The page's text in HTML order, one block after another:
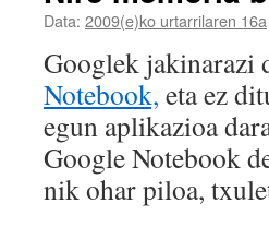
Data: 2009(e)ko urtarrilaren 16a
Googlek jakinarazi
Notebook, eta ez
egun aplikazioa
Google Notebook
nik ohar piloa,